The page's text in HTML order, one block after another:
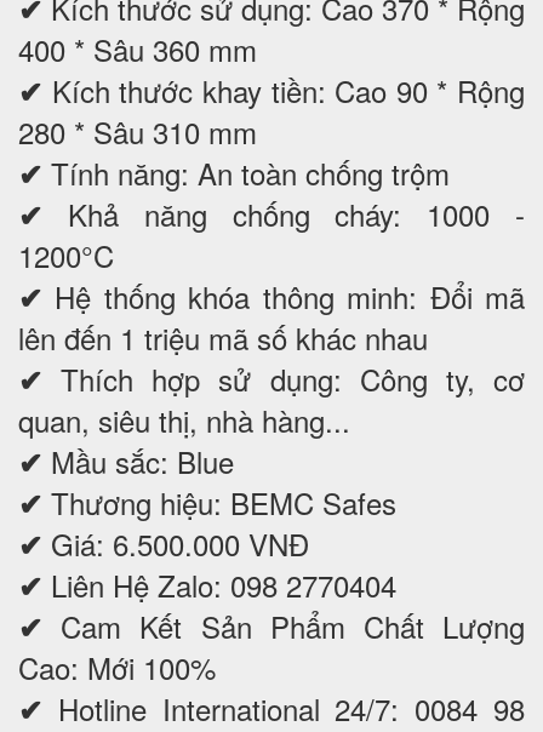
✔
400 * Sâu 360 mm
✔ Kích thước khay tiền: Cao 90 * Rộng
280 * Sâu 310 mm
✔ Tính năng: An toàn chống trộm
✔ Khả năng chống cháy: 1000 -
1200°C
✔ Hệ thống khóa thông minh: Đổi mã
lên đến 1 triệu mã số khác nhau
✔Thích hợp sử dụng: Công ty, cơ
quan, siêu thị, nhà hàng...
✔ Mầu sắc: Blue
✔ Thương hiệu: BEMC Safes
✔ Giá: 6.500.000 VNĐ
✔ Liên Hệ Zalo: 098 2770404
✔ Cam Kết Sản Phẩm Chất Lượng
Cao: Mới 100%
✔ Hotline International 24/7: 0084 98